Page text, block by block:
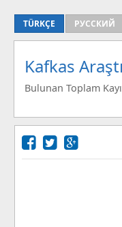
TÜRKÇE РУССКИЙ
Kafkas
Bulunan Toplam